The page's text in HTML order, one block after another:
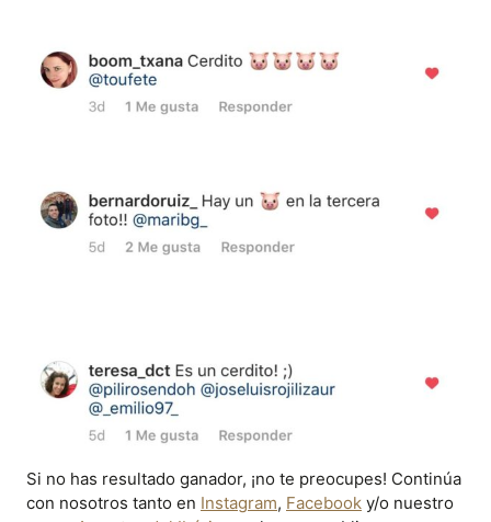
Si no has resultado ganador, ¡no te preocupes! Continúa
con nosotros tanto en Instagram, Facebook y/o nuestro